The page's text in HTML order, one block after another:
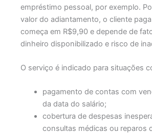
empréstimo pessoal, por exemplo.
valor do adiantamento, o cliente
começa em R$9,90 e depende de
dinheiro disponibilizado e risco de
O serviço é indicado para situações
pagamento de contas com
da data do salário;
cobertura de despesas
consultas médicas ou reparos